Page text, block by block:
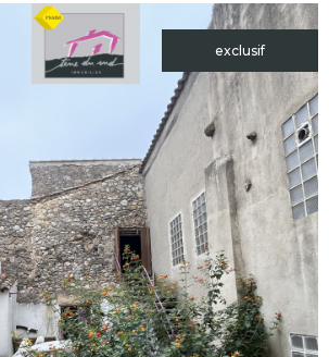
exclusif
voir le
bien